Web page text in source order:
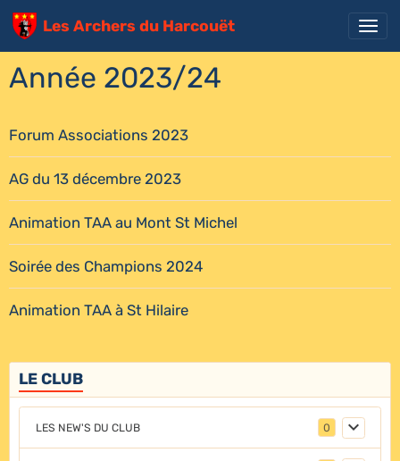
Les Archers du Harcouët
Année 2023/24
Forum Associations 2023
AG du 13 décembre 2023
Animation TAA au Mont St Michel
Soirée des Champions 2024
Animation TAA à St Hilaire
LE CLUB
LES NEW'S DU CLUB 0